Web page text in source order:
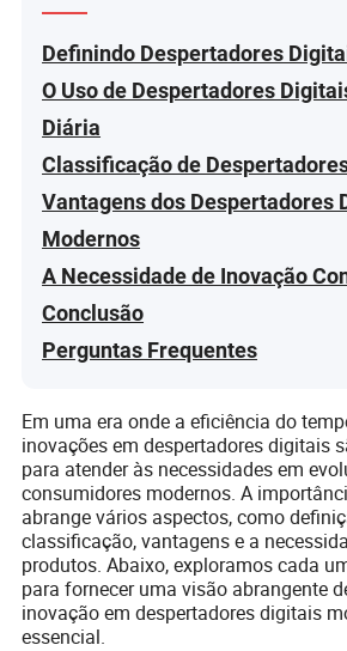
Definindo Despertadores
O Uso de Despertadores
Diária
Classificação de
Vantagens dos Despertadores
Modernos
A Necessidade de Inovação
Conclusão
Perguntas Frequentes
Em uma era onde a eficiência do
inovações em despertadores digitais
para atender às necessidades em
consumidores modernos. A
abrange vários aspectos, como
classificação, vantagens e a
produtos. Abaixo, exploramos cada
para fornecer uma visão abrangente
inovação em despertadores digitais
essencial.